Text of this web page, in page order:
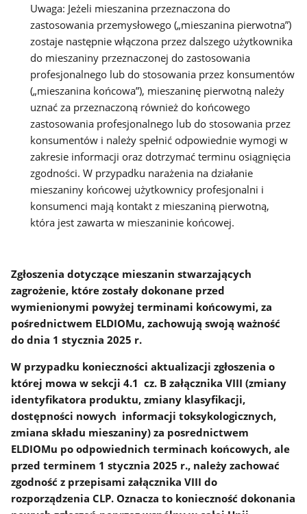
Uwaga: Jeżeli mieszanina przeznaczona do
zastosowania przemysłowego („mieszanina pierwotna”)
zostaje następnie włączona przez dalszego użytkownika
do mieszaniny przeznaczonej do zastosowania
profesjonalnego lub do stosowania przez konsumentów
(„mieszanina końcowa”), mieszaninę pierwotną należy
uznać za przeznaczoną również do końcowego
zastosowania profesjonalnego lub do stosowania przez
konsumentów i należy spełnić odpowiednie wymogi w
zakresie informacji oraz dotrzymać terminu osiągnięcia
zgodności. W przypadku narażenia na działanie
mieszaniny końcowej użytkownicy profesjonalni i
konsumenci mają kontakt z mieszaniną pierwotną,
która jest zawarta w mieszaninie końcowej.
Zgłoszenia dotyczące mieszanin stwarzających
zagrożenie, które zostały dokonane przed
wymienionymi powyżej terminami końcowymi, za
pośrednictwem ELDIOMu, zachowują swoją ważność
do dnia 1 stycznia 2025 r.
W przypadku konieczności aktualizacji zgłoszenia o
której mowa w sekcji 4.1 cz. B załącznika VIII (zmiany
identyfikatora produktu, zmiany klasyfikacji,
dostępności nowych informacji toksykologicznych,
zmiana składu mieszaniny) za posrednictwem
ELDIOMu po odpowiednich terminach końcowych, ale
przed terminem 1 stycznia 2025 r., należy zachować
zgodność z przepisami załącznika VIII do
rozporządzenia CLP. Oznacza to konieczność dokonania